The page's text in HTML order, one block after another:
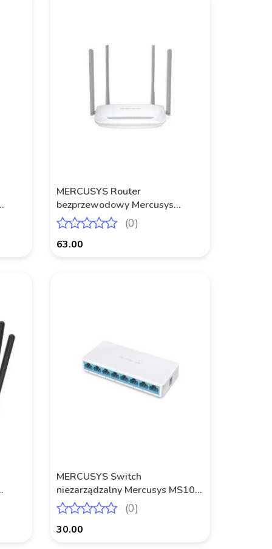
MERCUSYS Router
bezprzewodowy Mercusys
MW325R N300 3xLAN 1xWAN
(0)
63.00
MERCUSYS Switch
niezarządzalny Mercusys MS108
8x 10/100Mb/s (0)
30.00